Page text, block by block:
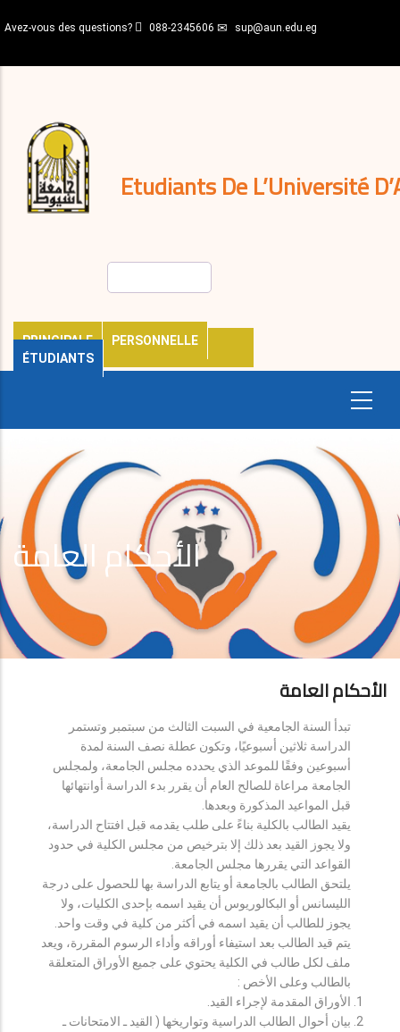
au
principal
Avez-vous des questions? 088-2345606 sup@aun.edu.eg
Etudiants De L’Université
PRINCIPALE
PERSONNELLE
ÉTUDIANTS
décisions
Expatriés
Journal
الأحكام العامة
الأحكام العامة
تبدأ السنة الجامعية في السبت الثالث من سبتمبر وتستمر
الدراسة ثلاثين أسبوعيًا، وتكون عطلة نصف السنة لمدة
أسبوعين وفقًا للموعد الذي يحدده مجلس الجامعة، ولمجلس
الجامعة مراعاة للصالح العام أن يقرر بدء الدراسة أوانتهائها
قبل المواعيد المذكورة وبعدها.
يقيد الطالب بالكلية بناءً على طلب يقدمه قبل افتتاح الدراسة،
ولا يجوز القيد بعد ذلك إلا بترخيص من مجلس الكلية في حدود
القواعد التي يقررها مجلس الجامعة.
يلتحق الطالب بالجامعة أو يتابع الدراسة بها للحصول على درجة
الليسانس أو البكالوريوس أن يقيد اسمه بإحدى الكليات، ولا
يجوز للطالب أن يقيد اسمه في أكثر من كلية في وقت واحد.
يتم قيد الطالب بعد استيفاء أوراقه وأداء الرسوم المقررة، ويعد
ملف لكل طالب في الكلية يحتوي على جميع الأوراق المتعلقة
بالطالب وعلى الأخص :
الأوراق المقدمة لإجراء القيد.
بيان أحوال الطالب الدراسية وتواريخها ( القيد ـ الامتحانات ـ